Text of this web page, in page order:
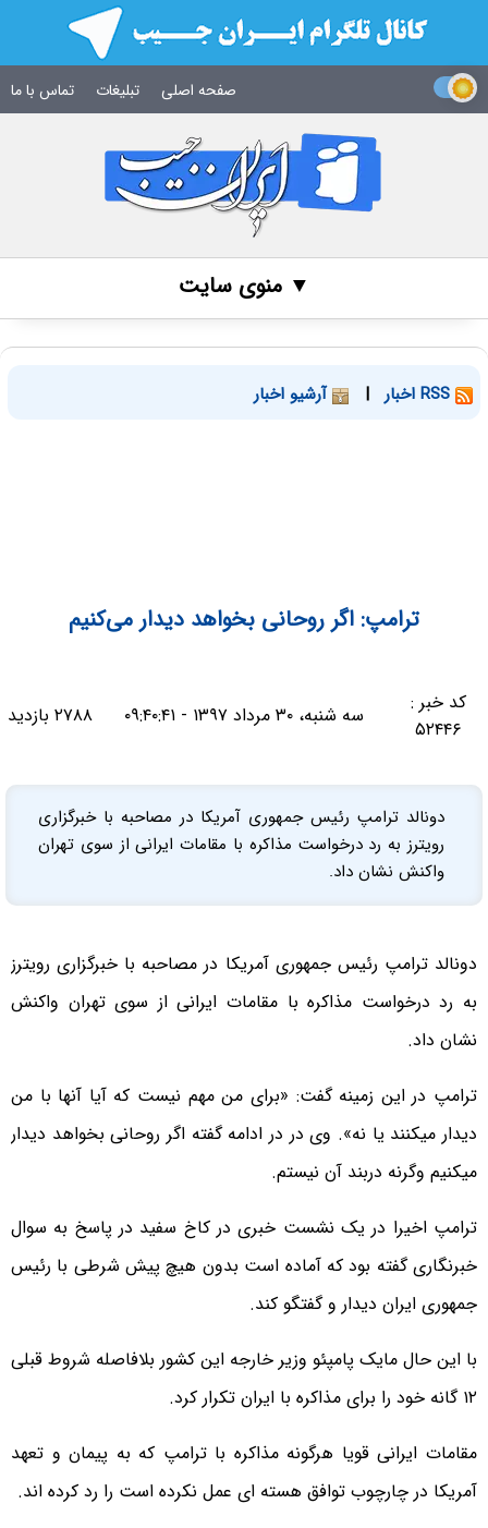
صفحه اصلی تبلیغات تماس با ما
▼ منوی سایت
| آرشیو اخبار
ترامپ: اگر روحانی بخواهد دیدار می‌کنیم
کد خبر :
۵۲۴۴۶
سه شنبه، ۳۰ مرداد ۱۳۹۷ - ۰۹:۴۰:۴۱ ۲۷۸۸ بازدید
دونالد ترامپ رئیس جمهوری آمریکا در مصاحبه با خبرگزاری
رویترز به رد درخواست مذاکره با مقامات ایرانی از سوی تهران
واکنش نشان داد.
دونالد ترامپ رئیس جمهوری آمریکا در مصاحبه با خبرگزاری رویترز
به رد درخواست مذاکره با مقامات ایرانی از سوی تهران واکنش
نشان داد.
ترامپ در این زمینه گفت: «برای من مهم نیست که آیا آنها با من
دیدار میکنند یا نه». وی در در ادامه گفته اگر روحانی بخواهد دیدار
میکنیم وگرنه دربند آن نیستم.
ترامپ اخیرا در یک نشست خبری در کاخ سفید در پاسخ به سوال
خبرنگاری گفته بود که آماده است بدون هیچ پیش شرطی با رئیس
جمهوری ایران دیدار و گفتگو کند.
با این حال مایک پامپئو وزیر خارجه این کشور بلافاصله شروط قبلی
۱۲ گانه خود را برای مذاکره با ایران تکرار کرد.
مقامات ایرانی قویا هرگونه مذاکره با ترامپ که به پیمان و تعهد
آمریکا در چارچوب توافق هسته ای عمل نکرده است را رد کرده اند.